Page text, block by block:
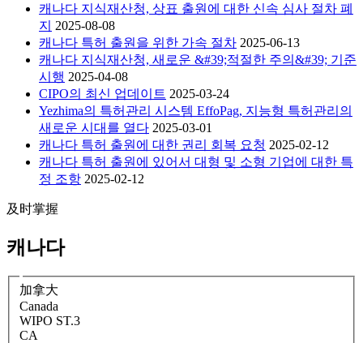
캐나다 지식재산청, 상표 출원에 대한 신속 심사 절차 폐
지
2025-08-08
캐나다 특허 출원을 위한 가속 절차 2025-06-13
캐나다 지식재산청, 새로운 &#39;적절한 주의&#39; 기준
시행 2025-04-08
CIPO의 최신 업데이트 2025-03-24
Yezhima의 특허관리 시스템 EffoPag, 지능형 특허관리의
새로운 시대를 열다 2025-03-01
캐나다 특허 출원에 대한 권리 회복 요청 2025-02-12
캐나다 특허 출원에 있어서 대형 및 소형 기업에 대한 특
정 조항 2025-02-12
及时掌握
캐나다
加拿大
Canada
WIPO ST.3
CA